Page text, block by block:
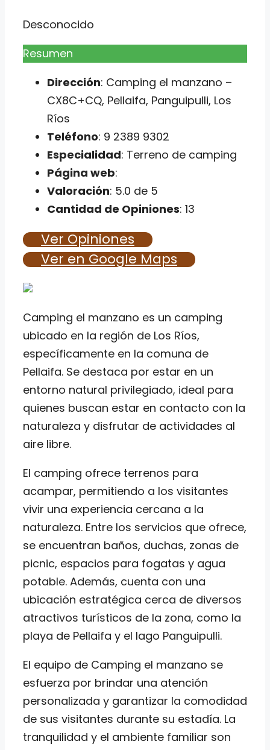
Desconocido
Resumen
Dirección: Camping el manzano –
CX8C+CQ, Pellaifa, Panguipulli, Los
Ríos
Teléfono: 9 2389 9302
Especialidad: Terreno de camping
Página web:
Valoración: 5.0 de 5
Cantidad de Opiniones: 13
Ver Opiniones
Ver en Google Maps
Camping el manzano es un camping
ubicado en la región de Los Ríos,
específicamente en la comuna de
Pellaifa. Se destaca por estar en un
entorno natural privilegiado, ideal para
quienes buscan estar en contacto con la
naturaleza y disfrutar de actividades al
aire libre.
El camping ofrece terrenos para
acampar, permitiendo a los visitantes
vivir una experiencia cercana a la
naturaleza. Entre los servicios que ofrece,
se encuentran baños, duchas, zonas de
picnic, espacios para fogatas y agua
potable. Además, cuenta con una
ubicación estratégica cerca de diversos
atractivos turísticos de la zona, como la
playa de Pellaifa y el lago Panguipulli.
El equipo de Camping el manzano se
esfuerza por brindar una atención
personalizada y garantizar la comodidad
de sus visitantes durante su estadía. La
tranquilidad y el ambiente familiar son